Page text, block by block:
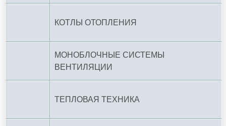
КОТЛЫ ОТОПЛЕНИЯ
МОНОБЛОЧНЫЕ СИСТЕМЫ
ВЕНТИЛЯЦИИ
ТЕПЛОВАЯ ТЕХНИКА